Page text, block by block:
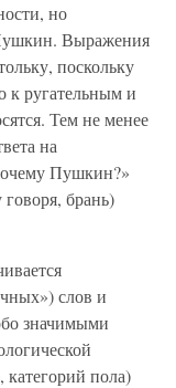
но
Выражения
поскольку
к ругательным и
Тем не менее
на
Пушкин?»
брань)
слов и
значимыми
категорий пола)